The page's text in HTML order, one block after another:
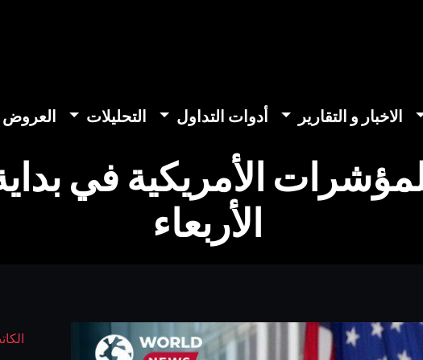
الاخبار و التقارير أدوات التداول التحليلات العروض
الأمريكية في
الأربعاء